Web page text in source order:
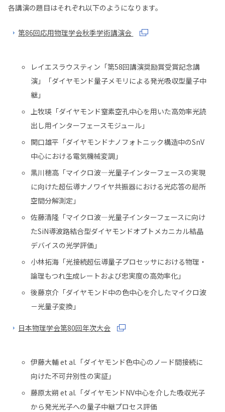
各講演の題目はそれぞれ以下のようになります。
第86回応用物理学会秋季学術講演会
レイエスラウスティン「第58回講演奨励賞受賞記念講
演」「ダイヤモンド量子メモリによる発光吸収型量子中
継」
上牧瑛「ダイヤモンド窒素空孔中心を用いた高効率光読
出し用インターフェースモジュール」
関口雄平「ダイヤモンドナノフォトニック構造中のSnV
中心における電気機械変調」
黒川穂高「マイクロ波―光量子インターフェースの実現
に向けた超伝導ナノワイヤ共振器における光応答の局所
空間分解測定」
佐藤清隆「マイクロ波―光量子インターフェースに向け
たSiN導波路結合型ダイヤモンドオプトメカニカル結晶
デバイスの光学評価」
小林拓海「光接続超伝導量子プロセッサにおける物理・
論理もつれ生成レートおよび忠実度の高効率化」
後藤京介「ダイヤモンド中の色中心を介したマイクロ波
－光量子変換」
日本物理学会第80回年次大会
伊藤大輔 et al.「ダイヤモンド色中心のノード間接続に
向けた不可弁別性の実証」
藤原太朔 et al.「ダイヤモンドNV中心を介した吸収光子
から発光光子への量子中継プロセス評価